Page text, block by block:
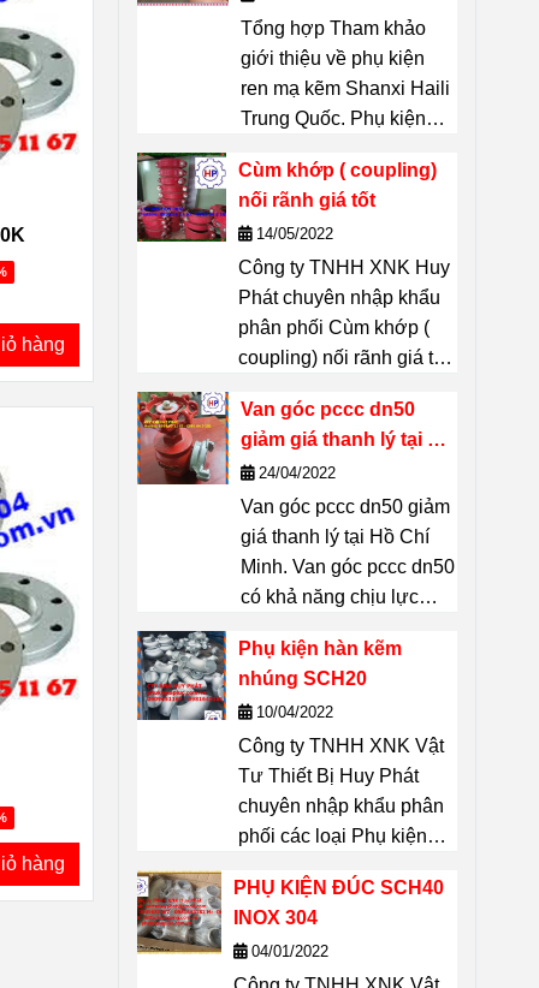
hàng
hàng
nối, phân nhánh, đổi
hướng, chuyển cỡ
đường ống mà không
cần hàn. Thích hợp
ống dẫnnước, khí nén,
dầu, hơi, PCCC,
HVAC… liên hệ :
0909651167 Mr Dũng
Haili Trung Quốc
Tổng hợp Tham khảo
giới thiệu về phụ kiện
ren mạ kẽm Shanxi Haili
Trung Quốc. Phụ kiện
là dòng phụ kiện được
nhiều chủ dự án tin
chọn. Không chỉ có khả
năng chịu lực tốt, chúng
còn bền, ít han gỉ và có
giá cả thì phải chăng đã
biết gì về những phụ
Cùm khớp ( coupling)
nối rãnh giá tốt
14/05/2022
Công ty TNHH XNK Huy
Phát chuyên nhập khẩu
phân phối Cùm khớp (
coupling) nối rãnh giá tốt
Minh Hãy Liên hệ 24/7 Mr
Dũng 0909651167 Email:
Vattuhuyphat@gmail.com
Van góc pccc dn50
giảm giá thanh lý tại Hồ
Chí Minh
24/04/2022
Van góc pccc dn50 giảm
giá thanh lý tại Hồ Chí
Minh. Van góc pccc dn50
có khả năng chịu lực
không thể thiếu được
trong công tác PCCC:
Tiêu chuẩn ngàm nối :
TCVN. Chất liệu: Gang.
Kích thước D50(mm).
Trọng lượng van gang
DN50(không ngàm): 2kg.
DN50 (có ngàm): 2,1kg.
liên hệ 0909651167
Dũng để biết giá thanh lý
Phụ kiện hàn kẽm
nhúng SCH20
10/04/2022
Công ty TNHH XNK Vật
Tư Thiết Bị Huy Phát
chuyên nhập khẩu phân
phối các loại Phụ kiện
dung cho đường ống.
Sản phẩm Phụ kiện hàn
kẽm nhúng SCH20 dùng
PHỤ KIỆN ĐÚC SCH40
INOX 304
04/01/2022